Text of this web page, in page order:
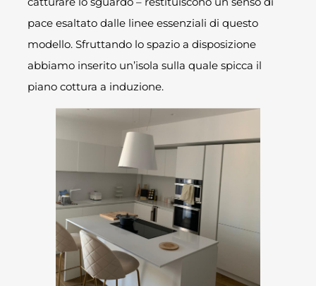
pace esaltato dalle linee essenziali di questo
modello. Sfruttando lo spazio a disposizione
abbiamo inserito un’isola sulla quale spicca il
piano cottura a induzione.